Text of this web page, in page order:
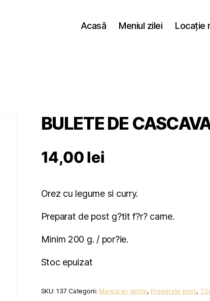
Acasă Meniul zilei Locație
BULETE DE
14,00lei
Orez cu legume si curry.
Preparat de post g?tit f?r? carne.
Minim 200 g. / por?ie.
Stoc epuizat
SKU:137 Categorii: Mancaruri gatite, Preparate post,